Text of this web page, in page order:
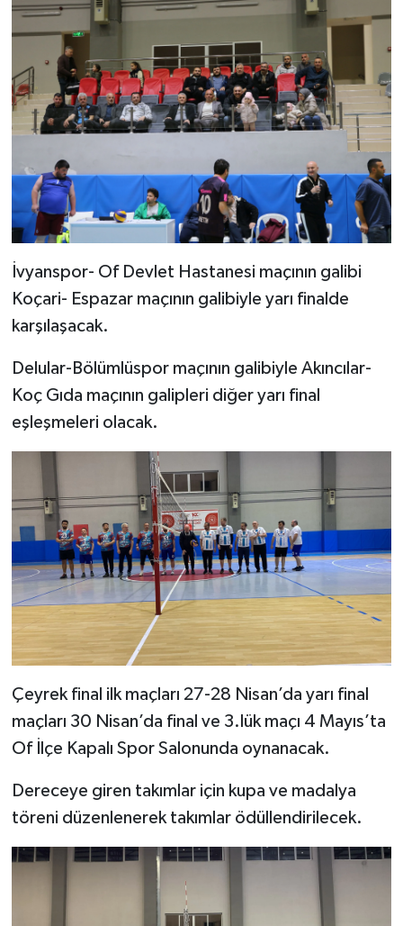
İvyanspor- Of Devlet Hastanesi maçının galibi
Koçari- Espazar maçının galibiyle yarı finalde
karşılaşacak.
Delular-Bölümlüspor maçının galibiyle Akıncılar-
Koç Gıda maçının galipleri diğer yarı final
eşleşmeleri olacak.
Çeyrek final ilk maçları 27-28 Nisan’da yarı final
maçları 30 Nisan’da final ve 3.lük maçı 4 Mayıs’ta
Of İlçe Kapalı Spor Salonunda oynanacak.
Dereceye giren takımlar için kupa ve madalya
töreni düzenlenerek takımlar ödüllendirilecek.